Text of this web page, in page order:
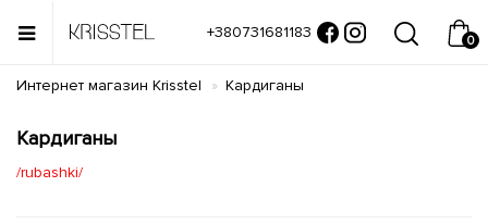
+380731681183 0
Интернет магазин Krisstel Кардиганы
Кардиганы
/rubashki/